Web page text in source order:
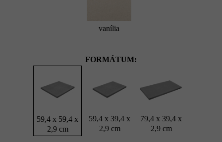
vanília
FORMÁTUM:
59,4 x 59,4 x
2,9 cm
59,4 x 39,4 x
2,9 cm
79,4 x 39,4 x
2,9 cm